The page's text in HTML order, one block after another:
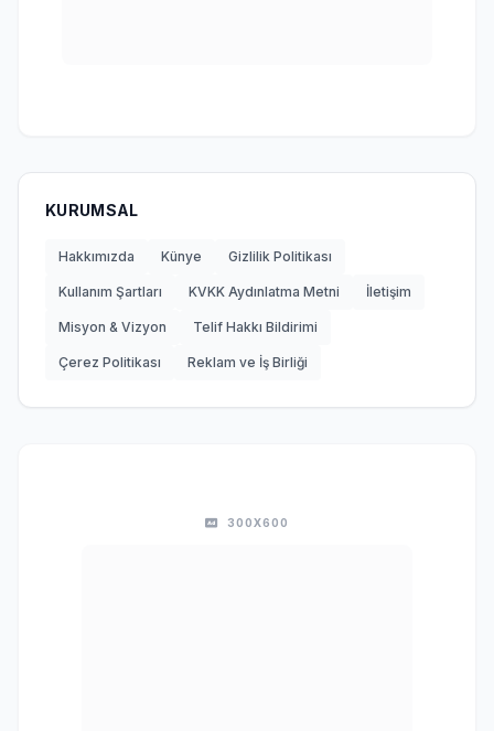
KURUMSAL
Hakkımızda Künye Gizlilik Politikası
Kullanım Şartları KVKK Aydınlatma Metni İletişim
Misyon & Vizyon Telif Hakkı Bildirimi
Çerez Politikası Reklam ve İş Birliği
300X600